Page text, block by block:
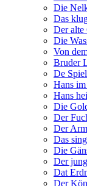
Die
Das
Der alte
Die
Von
Bruder
De
Hans
Hans
Die
Der
Der
Das
Die
Der
Dat
Der